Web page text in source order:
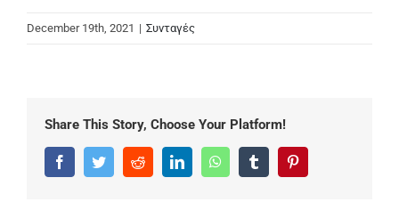
December 19th, 2021 | Συνταγές
Share This Story, Choose Your Platform!
FacebookTwitterRedditLinkedInWhatsAppTumblr